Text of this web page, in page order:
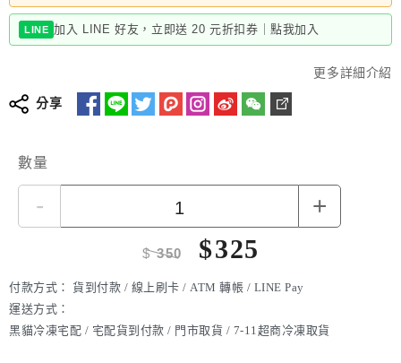
LINE 加入 LINE 好友，立即送 20 元折扣券｜點我加入
更多詳細介紹
分享
數量
- +
$350 $325
付款方式：
貨到付款 / 線上刷卡 / ATM 轉帳 / LINE Pay
運送方式：
黑貓冷凍宅配 / 宅配貨到付款 / 門市取貨 / 7-11超商冷凍取貨